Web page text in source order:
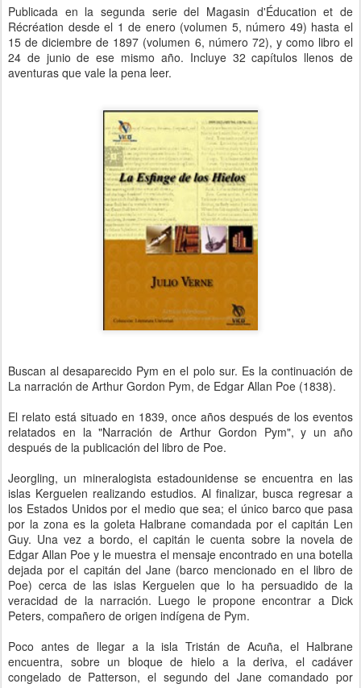
Publicada en la segunda serie del Magasin d'Éducation et de
Récréation desde el 1 de enero (volumen 5, número 49) hasta el
15 de diciembre de 1897 (volumen 6, número 72), y como libro el
24 de junio de ese mismo año. Incluye 32 capítulos llenos de
aventuras que vale la pena leer.
Buscan al desaparecido Pym en el polo sur. Es la continuación de
La narración de Arthur Gordon Pym, de Edgar Allan Poe (1838).
El relato está situado en 1839, once años después de los eventos
relatados en la "Narración de Arthur Gordon Pym", y un año
después de la publicación del libro de Poe.
Jeorgling, un mineralogista estadounidense se encuentra en las
islas Kerguelen realizando estudios. Al finalizar, busca regresar a
los Estados Unidos por el medio que sea; el único barco que pasa
por la zona es la goleta Halbrane comandada por el capitán Len
Guy. Una vez a bordo, el capitán le cuenta sobre la novela de
Edgar Allan Poe y le muestra el mensaje encontrado en una botella
dejada por el capitán del Jane (barco mencionado en el libro de
Poe) cerca de las islas Kerguelen que lo ha persuadido de la
veracidad de la narración. Luego le propone encontrar a Dick
Peters, compañero de origen indígena de Pym.
Poco antes de llegar a la isla Tristán de Acuña, el Halbrane
encuentra, sobre un bloque de hielo a la deriva, el cadáver
congelado de Patterson, el segundo del Jane comandado por